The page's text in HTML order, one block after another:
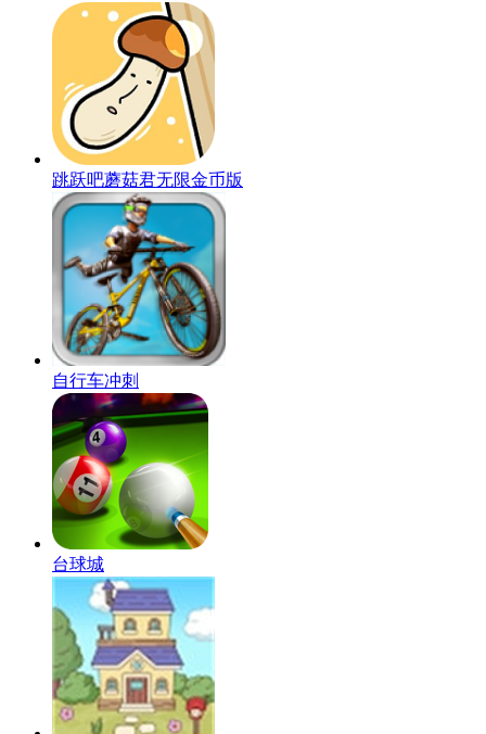
跳跃吧蘑菇君无限金币版
自行车冲刺
台球城